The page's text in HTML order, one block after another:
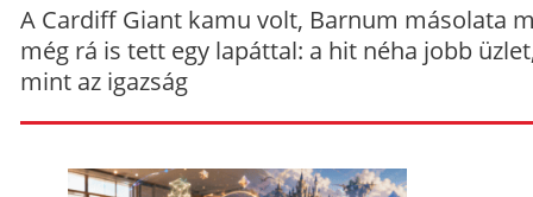
A Cardiff Giant kamu volt, Barnum másolata
még rá is tett egy lapáttal: a hit néha jobb
mint az igazság